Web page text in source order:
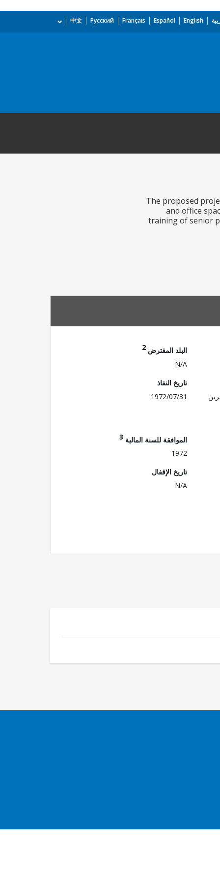
English
Español
Français
Русский
中文
The proposed
and office
training of senior
البلد المقترض 2
N/A
تاريخ النفاذ
1972/07/31
الموافقة للسنة المالية 3
1972
تاريخ الإقفال
N/A